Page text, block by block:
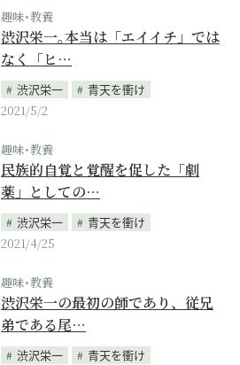
趣味･教養
渋沢栄一｡本当は「エイイチ」では
なく「ヒ…
渋沢栄一
青天を衝け
2021/5/2
趣味･教養
民族的自覚と覚醒を促した「劇
薬」としての…
渋沢栄一
青天を衝け
2021/4/25
趣味･教養
渋沢栄一の最初の師であり、従兄
弟である尾…
渋沢栄一
青天を衝け